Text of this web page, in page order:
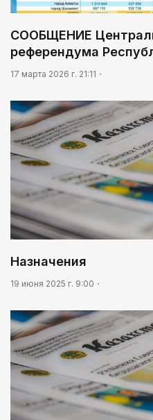
09:20
Леонардо Ди Каприо и
анонсировали
кассовым фильмом
СООБЩЕНИЕ
референдума
17 марта 2026 г. 21:11
Назначения
19 июня 2025 г. 9:00